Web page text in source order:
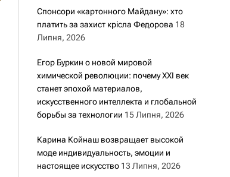
Спонсори «картонного Майдану»: хто
платить за захист крісла Федорова 18
Липня, 2026
Егор Буркин о новой мировой
химической революции: почему XXI век
станет эпохой материалов,
искусственного интеллекта и глобальной
борьбы за технологии 15 Липня, 2026
Карина Койнаш возвращает высокой
моде индивидуальность, эмоции и
настоящее искусство 13 Липня, 2026